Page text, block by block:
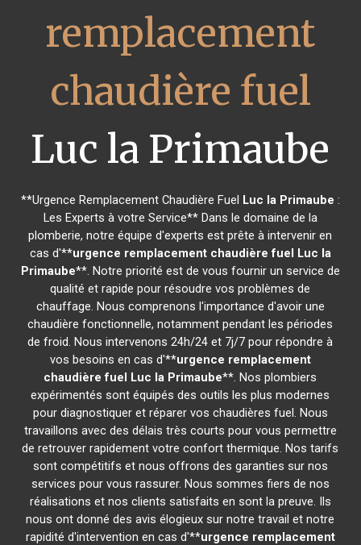
remplacement
chaudière fuel
Luc la Primaube
**Urgence Remplacement Chaudière Fuel Luc la Primaube :
Les Experts à votre Service** Dans le domaine de la
plomberie, notre équipe d'experts est prête à intervenir en
cas d'**urgence remplacement chaudière fuel Luc la
Primaube**. Notre priorité est de vous fournir un service de
qualité et rapide pour résoudre vos problèmes de
chauffage. Nous comprenons l'importance d'avoir une
chaudière fonctionnelle, notamment pendant les périodes
de froid. Nous intervenons 24h/24 et 7j/7 pour répondre à
vos besoins en cas d'**urgence remplacement
chaudière fuel Luc la Primaube**. Nos plombiers
expérimentés sont équipés des outils les plus modernes
pour diagnostiquer et réparer vos chaudières fuel. Nous
travaillons avec des délais très courts pour vous permettre
de retrouver rapidement votre confort thermique. Nos tarifs
sont compétitifs et nous offrons des garanties sur nos
services pour vous rassurer. Nous sommes fiers de nos
réalisations et nos clients satisfaits en sont la preuve. Ils
nous ont donné des avis élogieux sur notre travail et notre
rapidité d'intervention en cas d'**urgence remplacement